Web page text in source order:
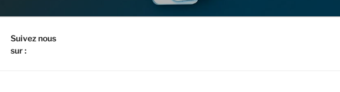
Suivez nous
sur :